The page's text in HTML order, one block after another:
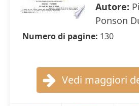
Autore:
Ponson
Numero di pagine: 130
Vedi maggiori